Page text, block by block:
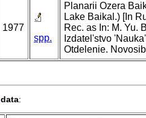
1977
spp.
Planarii Ozera
Lake Baikal.) [In
Rec. as In: M. Yu.
Izdatel'stvo
Otdelenie.
data: